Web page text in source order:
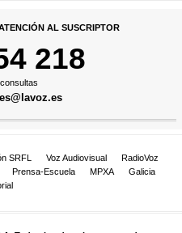
AL SUSCRIPTOR
218
SRFL Voz Audiovisual
RadioVoz
Prensa-Escuela MPXA
Galicia